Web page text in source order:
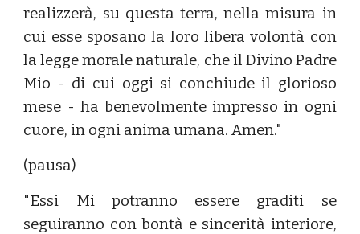
realizzerà, su questa terra, nella misura in
cui esse sposano la loro libera volontà con
la legge morale naturale, che il Divino Padre
Mio - di cui oggi si conchiude il glorioso
mese - ha benevolmente impresso in ogni
cuore, in ogni anima umana. Amen."
(pausa)
"Essi Mi potranno essere graditi se
seguiranno con bontà e sincerità interiore,